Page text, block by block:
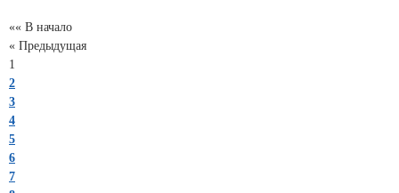
«« В начало
« Предыдущая
1
2
3
4
5
6
7